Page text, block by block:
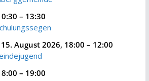
– 13:30
15. August 2026, 18:00 – 12:00
– 19:00